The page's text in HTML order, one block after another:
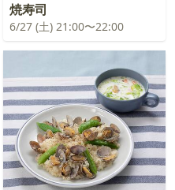
焼寿司
6/27 (土) 21:00〜22:00